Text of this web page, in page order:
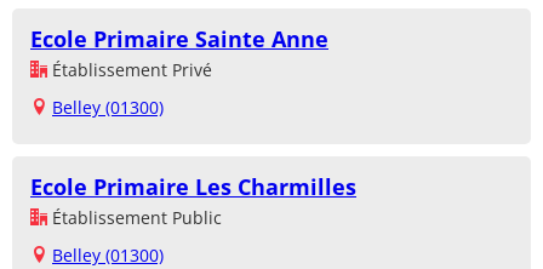
Ecole Primaire Sainte Anne
Établissement Privé
Belley (01300)
Ecole Primaire Les Charmilles
Établissement Public
Belley (01300)